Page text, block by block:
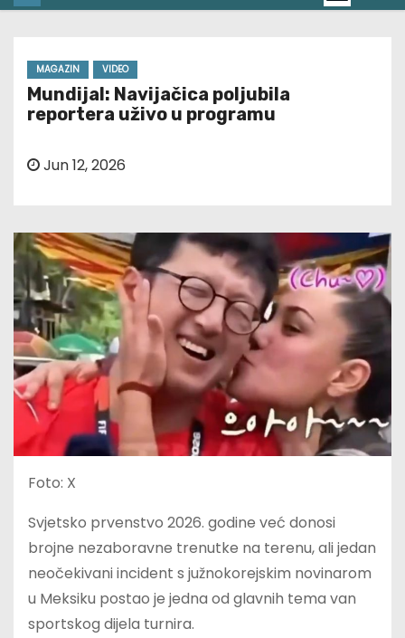
MAGAZIN VIDEO
Mundijal: Navijačica poljubila
reportera uživo u programu
Jun 12, 2026
Foto: X
Svjetsko prvenstvo 2026. godine već donosi
brojne nezaboravne trenutke na terenu, ali jedan
neočekivani incident s južnokorejskim novinarom
u Meksiku postao je jedna od glavnih tema van
sportskog dijela turnira.